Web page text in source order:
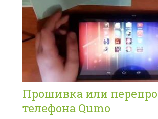
Прошивка или
телефона Qumo